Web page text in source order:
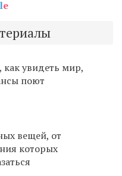
e
как увидеть мир,
поют
вещей, от
которых